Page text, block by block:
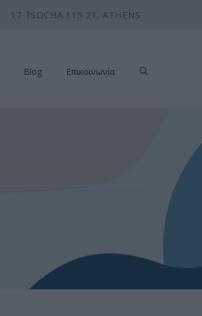
17 TSOCHA 115 21, ATHENS
Blog Επικοινωνία